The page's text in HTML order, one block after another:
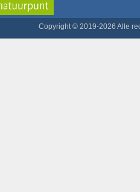
Copyright © 2019-2026 Alle